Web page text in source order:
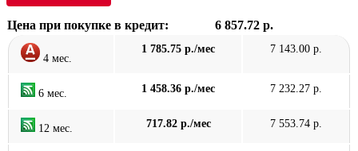
Цена при покупке в кредит: 6 857.72 р.
4 мес.
1 785.75 р./мес 7 143.00 р.
6 мес. 1 458.36 р./мес 7 232.27 р.
12 мес. 717.82 р./мес 7 553.74 р.